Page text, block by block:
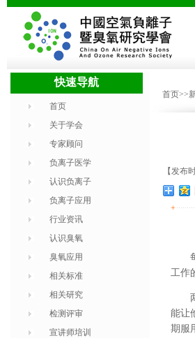
快速导航
首页
关于学会
专家顾问
负离子医学
认识负离子
负离子应用
行业资讯
认识臭氧
臭氧应用
相关标准
相关研究
检测评审
宣讲师培训
首页>>
【发布
+
工作
能让
期服